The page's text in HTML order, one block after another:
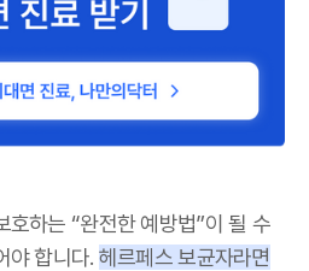
호하는 “완전한 예방법”이 될 수
야 합니다. 헤르페스 보균자라면